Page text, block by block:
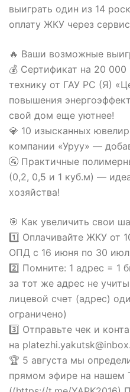
выиграть один из 14
оплату ЖКУ через
🔥 Ваши возможные
💰 Сертификат на 20
технику от ГАУ РС (Я)
повышения
свой дом еще уютнее!
💎 10 изысканных
компании «Уруу» —
🚰 Практичные
(0,2, 0,5 и 1 куб.м) —
хозяйства!
🎯 Как увеличить свои
1️⃣ Оплачивайте ЖКУ от
ОПД с 16 июня по 30
2️⃣ Помните: 1 адрес = 1
за тот же адрес не
лицевой счет (адрес)
ограничено)
3️⃣ Отправьте чек и
на
🏆 5 августа мы
прямом эфире на нашем